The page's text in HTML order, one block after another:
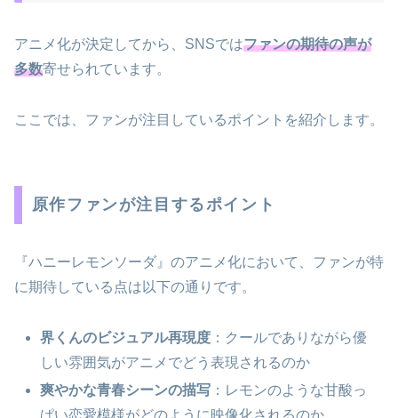
アニメ化が決定してから、SNSではファンの期待の声が
多数寄せられています。
ここでは、ファンが注目しているポイントを紹介します。
原作ファンが注目するポイント
『ハニーレモンソーダ』のアニメ化において、ファンが特
に期待している点は以下の通りです。
界くんのビジュアル再現度 ：クールでありながら優
しい雰囲気がアニメでどう表現されるのか
爽やかな青春シーンの描写 ：レモンのような甘酸っ